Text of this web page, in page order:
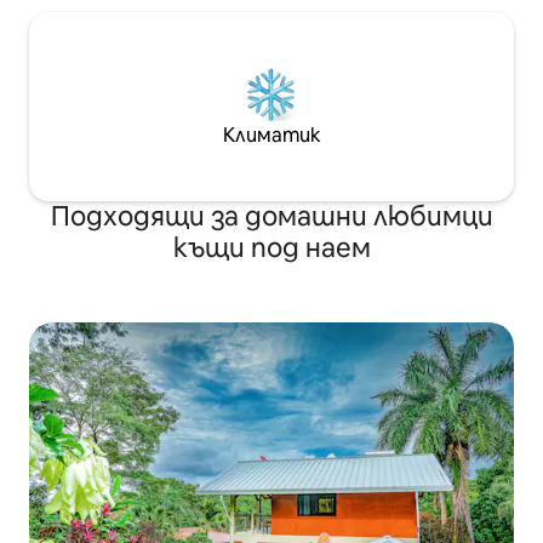
Климатик
Подходящи за домашни любимци
къщи под наем